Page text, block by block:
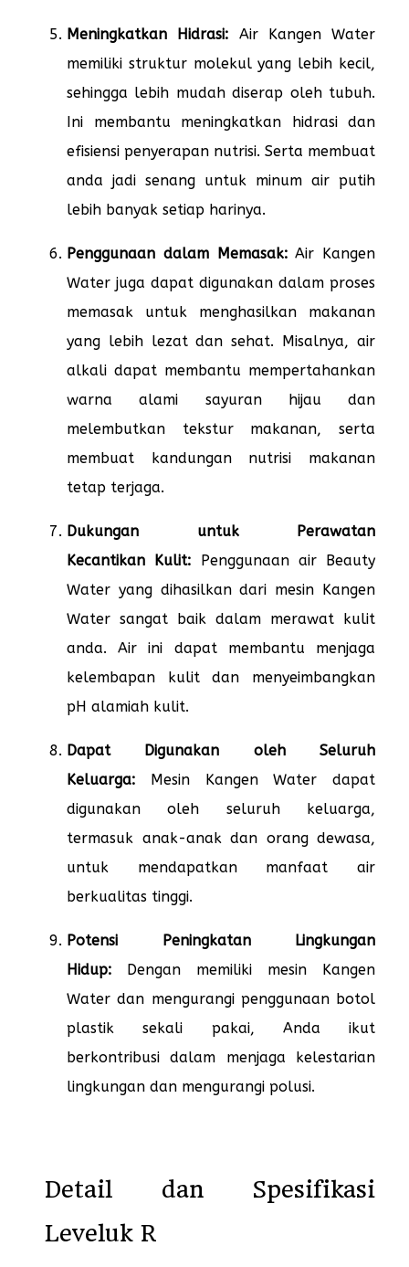
Meningkatkan Hidrasi: Air Kangen Water
memiliki struktur molekul yang lebih kecil,
sehingga lebih mudah diserap oleh tubuh.
Ini membantu meningkatkan hidrasi dan
efisiensi penyerapan nutrisi. Serta membuat
anda jadi senang untuk minum air putih
lebih banyak setiap harinya.
Penggunaan dalam Memasak:Air Kangen
Water juga dapat digunakan dalam proses
memasak untuk menghasilkan makanan
yang lebih lezat dan sehat. Misalnya, air
alkali dapat membantu mempertahankan
warna alami sayuran hijau dan
melembutkan tekstur makanan, serta
membuat kandungan nutrisi makanan
tetap terjaga.
Dukungan untuk Perawatan
Kecantikan Kulit: Penggunaan air Beauty
Water yang dihasilkan dari mesin Kangen
Water sangat baik dalam merawat kulit
anda. Air ini dapat membantu menjaga
kelembapan kulit dan menyeimbangkan
pH alamiah kulit.
Dapat Digunakan oleh Seluruh
Keluarga: Mesin Kangen Water dapat
digunakan oleh seluruh keluarga,
termasuk anak-anak dan orang dewasa,
untuk mendapatkan manfaat air
berkualitas tinggi.
Potensi Peningkatan Lingkungan
Hidup: Dengan memiliki mesin Kangen
Water dan mengurangi penggunaan botol
plastik sekali pakai, Anda ikut
berkontribusi dalam menjaga kelestarian
lingkungan dan mengurangi polusi.
Detail dan Spesifikasi
Leveluk R